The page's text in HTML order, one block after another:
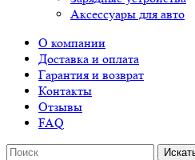
Аксессуары для авто
О компании
Доставка и оплата
Гарантия и возврат
Контакты
Отзывы
FAQ